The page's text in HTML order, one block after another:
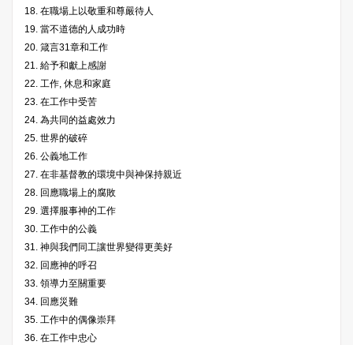
18. 在職場上以敬重和尊嚴待人
19. 當不道德的人成功時
20. 箴言31章和工作
21. 給予和獻上感謝
22. 工作, 休息和家庭
23. 在工作中受苦
24. 為共同的益處效力
25. 世界的破碎
26. 公義地工作
27. 在非基督教的環境中與神保持親近
28. 回應職場上的腐敗
29. 選擇服事神的工作
30. 工作中的公義
31. 神與我們同工讓世界變得更美好
32. 回應神的呼召
33. 領導力至關重要
34. 回應災難
35. 工作中的偶像崇拜
36. 在工作中忠心